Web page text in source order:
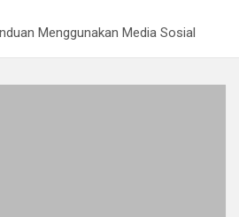
Menggunakan Media Sosial